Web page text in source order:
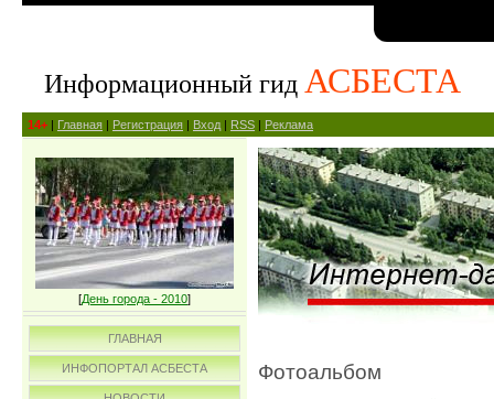
Информационный гид АСБЕСТА
14+ | Главная | Регистрация | Вход | RSS | Реклама
[День города - 2010]
ГЛАВНАЯ
ИНФОПОРТАЛ АСБЕСТА Фотоальбом